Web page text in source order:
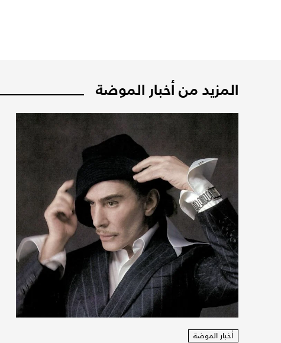
المزيد من أخبار الموضة
أخبار الموضة